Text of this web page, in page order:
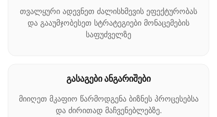
თვალყური ადევნეთ ძალისხმევის ეფექტურობას
და გააუმჯობესეთ სტრატეგიები მონაცემების
საფუძველზე
გასაგები ანგარიშები
მიიღეთ მკაფიო წარმოდგენა ბიზნეს პროცესებსა
და ძირითად მაჩვენებლებზე.